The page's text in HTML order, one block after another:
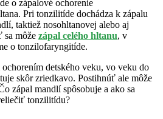
o zápalové ochorenie
Pri tonzilitíde dochádza k zápalu
taktiež nosohltanovej alebo aj
sa môže zápal celého hltanu, v
o tonzilofaryngitíde.
detského veku, vo veku do
skôr zriedkavo. Postihnúť ale môže
zápal mandlí spôsobuje a ako sa
tonzilitídu?